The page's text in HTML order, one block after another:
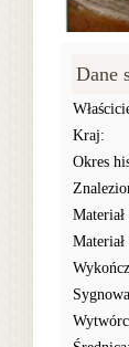
Dane
Kraj:
Okres
Materiał
Materiał